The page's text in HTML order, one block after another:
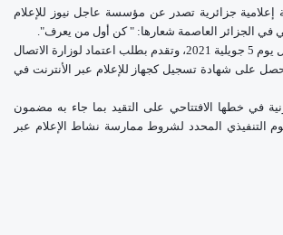
إعلامية جزائرية تصدر عن مؤسسة عاجل نيوز للإعلام
في الجزائر العاصمة شعارها: " كن أول من يعرف".
انطلق الموقع في العمل يوم 5 جويلية 2021، وتقدم بطلب اعتماد لوزارة الاتصال
جويلية 2021، وحصل على شهادة تسجيل كجهاز للإعلام عبر الأنترنت في
في خطها الافتتاحي على التقيد بما جاء به مضمون
التنفيذي المحدد لشروط ممارسة نشاط الإعلام عبر